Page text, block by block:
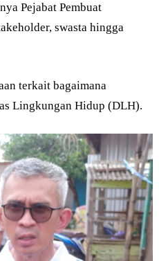
Pejabat Pembuat
swasta hingga
terkait bagaimana
Lingkungan Hidup (DLH).